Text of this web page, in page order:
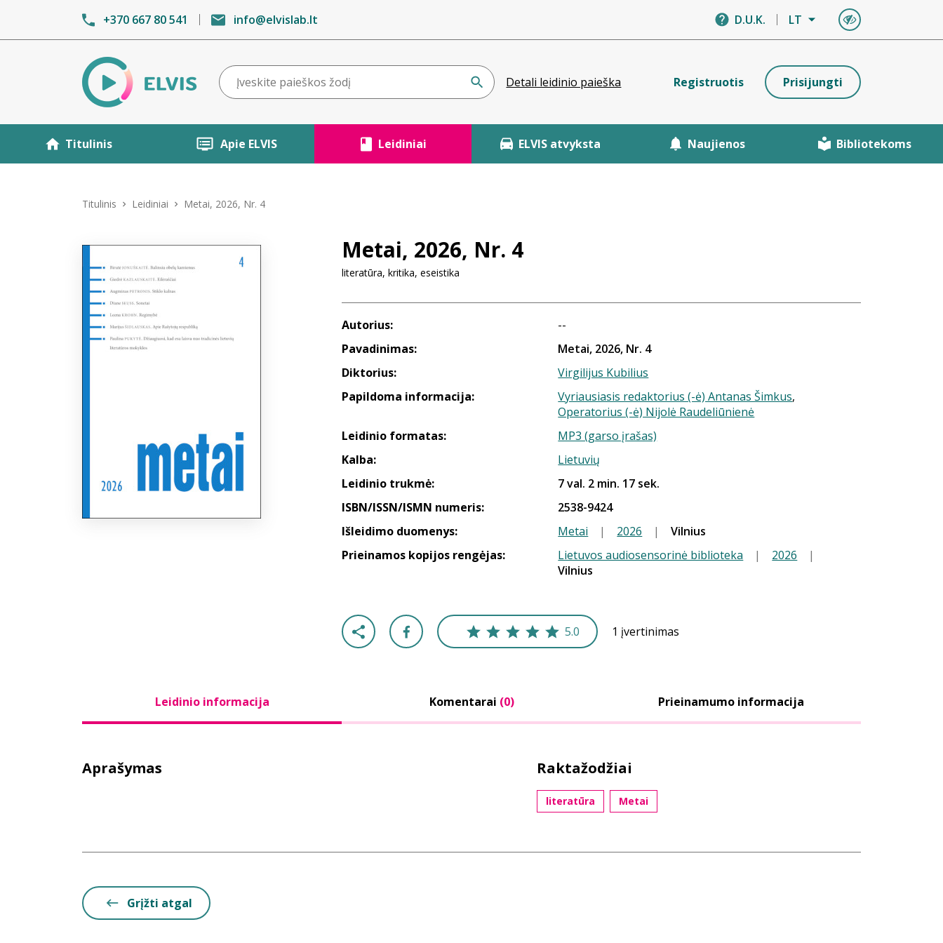
+370 667 80 541 info@elvislab.lt D.U.K. LT
Detali leidinio paieška Registruotis Prisijungti
Titulinis Apie ELVIS Leidiniai ELVIS atvyksta Naujienos Bibliotekoms
Titulinis Leidiniai Metai, 2026, Nr. 4
Metai, 2026, Nr. 4
literatūra, kritika, eseistika
Autorius:
--
Pavadinimas:
Metai, 2026, Nr. 4
Diktorius:
Virgilijus Kubilius
Papildoma informacija:
Vyriausiasis redaktorius (-ė) Antanas Šimkus,
Operatorius (-ė) Nijolė Raudeliūnienė
Leidinio formatas:
MP3 (garso įrašas)
Kalba:
Lietuvių
Leidinio trukmė:
7 val. 2 min. 17 sek.
ISBN/ISSN/ISMN numeris:
2538-9424
Išleidimo duomenys:
Metai | 2026 |
Vilnius
Prieinamos kopijos rengėjas:
Lietuvos audiosensorinė biblioteka | 2026
|
Vilnius
5.0 1 įvertinimas
Leidinio informacija Komentarai (0) Prieinamumo informacija
Aprašymas Raktažodžiai
literatūra Metai
Grįžti atgal